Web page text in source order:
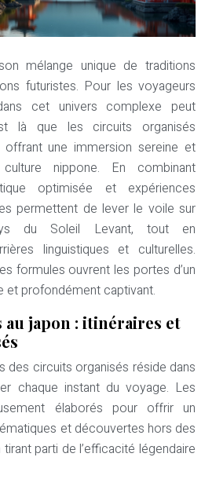
mélange unique de traditions
futuristes. Pour les voyageurs
cet univers complexe peut
là que les circuits organisés
une immersion sereine et
nippone. En combinant
optimisée et expériences
permettent de lever le voile sur
du Soleil Levant, tout en
linguistiques et culturelles.
formules ouvrent les portes d’un
et profondément captivant.
japon : itinéraires et
des circuits organisés réside dans
chaque instant du voyage. Les
élaborés pour offrir un
et découvertes hors des
parti de l’efficacité légendaire